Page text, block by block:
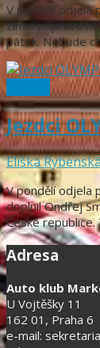
V pondělí odjela
zimní přípravu
pátek. Nebude
Jezdci
Eliška
V pondělí odjela
doplnil Ondřej
České
Adresa
Auto klub
U Vojtěšky 11
162 01, Praha 6
e-mail: